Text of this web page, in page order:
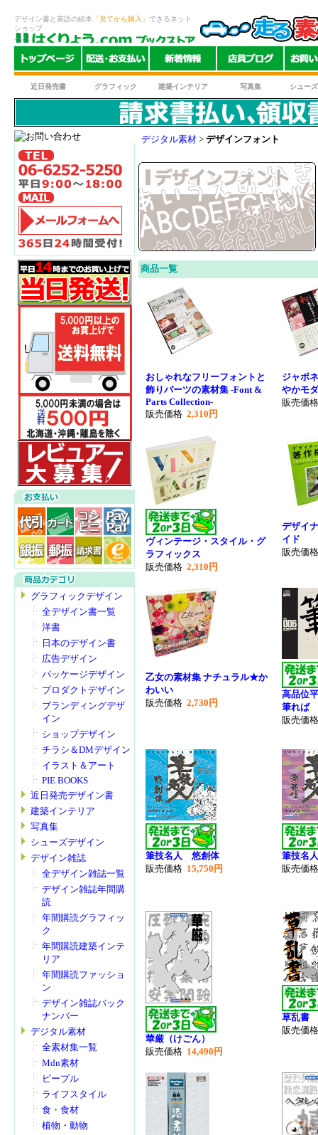
デザイン書と英語の絵本 「見てから購入」 できるネット
ショップ
近日発売書 グラフィック 建築インテリア 写真集 シュー
グラフィックデザイン
全デザイン書一覧
洋書
日本のデザイン書
広告デザイン
パッケージデザイン
プロダクトデザイン
ブランディングデザ
イン
ショップデザイン
チラシ＆DMデザイン
イラスト＆アート
PIE BOOKS
近日発売デザイン書
建築インテリア
写真集
シューズデザイン
デザイン雑誌
全デザイン雑誌一覧
デザイン雑誌年間購
読
年間購読グラフィッ
ク
年間購読建築インテ
リア
年間購読ファッショ
ン
デザイン雑誌バック
ナンバー
デジタル素材
全素材集一覧
Mdn素材
ピープル
ライフスタイル
食・食材
植物・動物
デジタル素材 > デザインフォント
商品一覧
おしゃれなフリーフォントと
飾りパーツの素材集 -Font &
Parts Collection-
販売価格 2,310円
ジャポ
やかモ
販売価
ヴィンテージ・スタイル・グ
ラフィックス
販売価格 2,310円
デザイ
イド
販売価
乙女の素材集 ナチュラル★か
わいい
販売価格 2,730円
高品位
筆れば
販売価
筆技名人 悠創体
販売価格 15,750円
筆技名
販売価
華厳（けごん）
販売価格 14,490円
草乱書
販売価